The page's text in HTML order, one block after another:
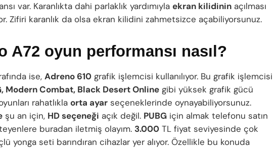
var. Karanlıkta dahi parlaklık yardımıyla ekran kilidinin açılması
Zifiri karanlık da olsa ekran kilidini zahmetsizce açabiliyorsunuz.
A72 oyun performansı nasıl?
ise, Adreno 610 grafik işlemcisi kullanılıyor. Bu grafik işlemcisi
Modern Combat, Black Desert Online gibi yüksek grafik gücü
rahatlıkla orta ayar seçeneklerinde oynayabiliyorsunuz.
şu an için, HD seçeneği açık değil. PUBG için almak telefonu satın
buradan iletmiş olayım. 3.000 TL fiyat seviyesinde çok
yonga seti barındıran cihazlar yer alıyor. Özellikle bu konuda